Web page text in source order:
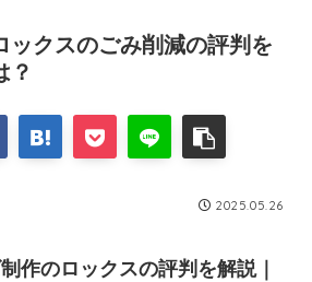
ックスのごみ削減の評判を
？
2025.05.26
作のロックスの評判を解説｜